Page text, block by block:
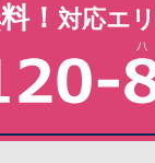
！ 対応エ